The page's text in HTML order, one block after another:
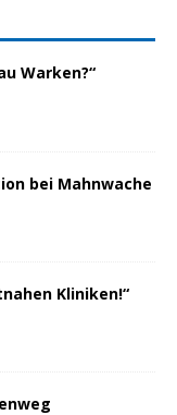
Warken?“
bei Mahnwache
Kliniken!“